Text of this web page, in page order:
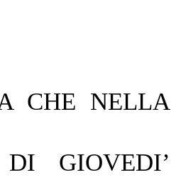
CHE NELLA
DI GIOVEDI’